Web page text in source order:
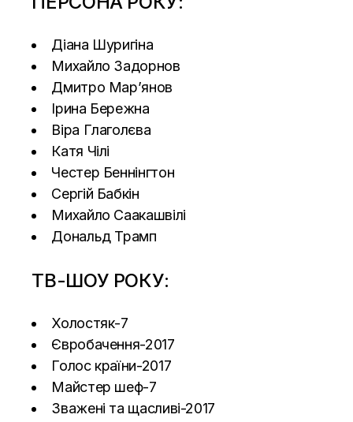
Діана Шуригіна
Михайло Задорнов
Дмитро Мар’янов
Ірина Бережна
Віра Глаголєва
Катя Чілі
Честер Беннінгтон
Сергій Бабкін
Михайло Саакашвілі
Дональд Трамп
ТВ-ШОУ РОКУ:
Холостяк-7
Євробачення-2017
Голос країни-2017
Майстер шеф-7
Зважені та щасливі-2017